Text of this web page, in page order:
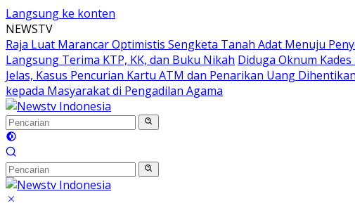
Langsung ke konten
NEWSTV
Raja Luat Marancar Optimistis Sengketa Tanah Adat Menuju
Langsung Terima KTP, KK, dan Buku Nikah Diduga Oknum
Jelas, Kasus Pencurian Kartu ATM dan Penarikan Uang
kepada Masyarakat di Pengadilan Agama